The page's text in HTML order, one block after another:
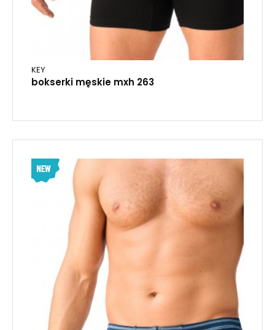
KEY
bokserki męskie mxh 263